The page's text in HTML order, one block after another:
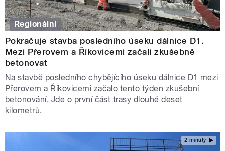
Regionální
Pokračuje stavba posledního úseku dálnice D1.
Mezi Přerovem a Říkovicemi začali zkušebně
betonovat
Na stavbě posledního chybějícího úseku dálnice D1 mezi
Přerovem a Říkovicemi začalo tento týden zkušební
betonování. Jde o první část trasy dlouhé deset
kilometrů.
2 minuty